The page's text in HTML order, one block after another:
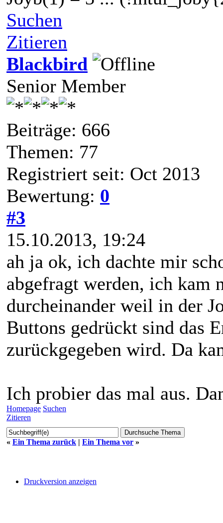
Suchen
Zitieren
Blackbird
Senior Member
Beiträge: 666
Themen: 77
Registriert seit: Oct 2013
Bewertung: 0
#3
15.10.2013, 19:24
ah ja ok, ich dachte mir
abgefragt werden, ich kam
durcheinander weil in der
Buttons gedrückt sind das
zurückgegeben wird. Da
Ich probier das mal aus.
Homepage Suchen
Zitieren
« Ein Thema zurück | Ein Thema vor »
Druckversion anzeigen